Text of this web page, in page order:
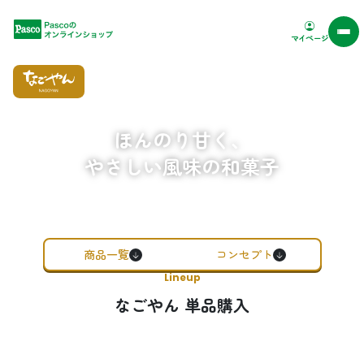
Pascoオンラインショップ マイページ
ほんのり甘く、
やさしい風味の和菓子
商品一覧 コンセプト
Lineup
なごやん 単品購入